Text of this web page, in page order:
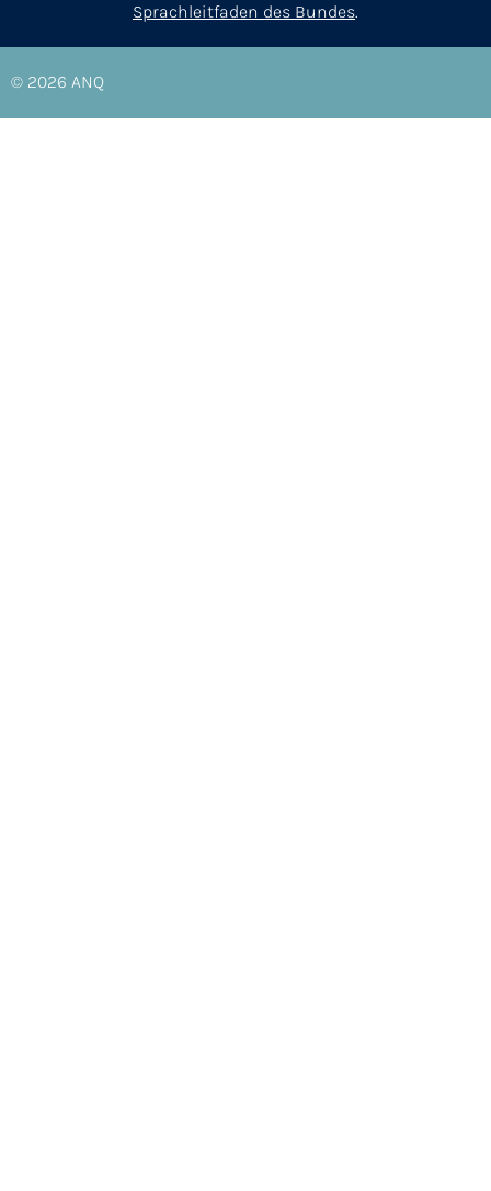
Sprachleitfaden des Bundes.
© 2026 ANQ